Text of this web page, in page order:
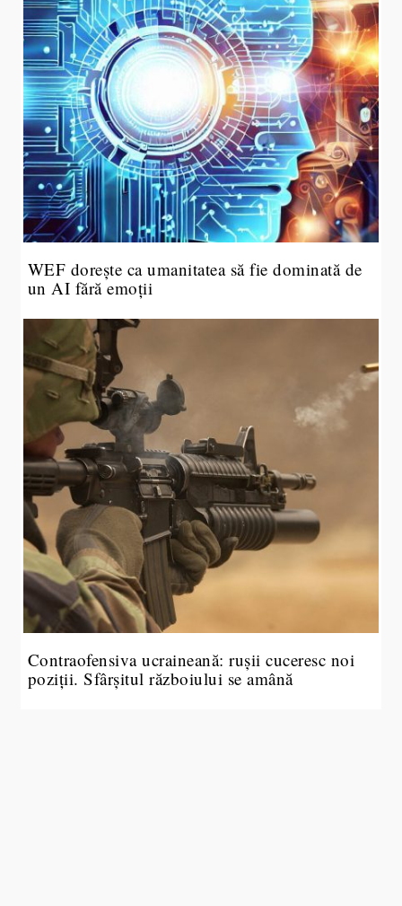
WEF dorește ca umanitatea să fie dominată de
un AI fără emoții
Contraofensiva ucraineană: rușii cuceresc noi
poziții. Sfârșitul războiului se amână